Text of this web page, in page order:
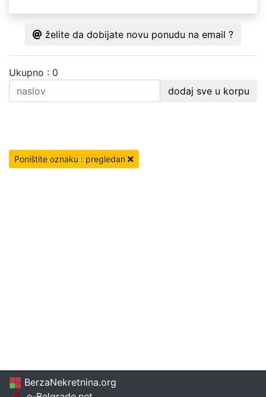
želite da dobijate novu ponudu na email ?
Ukupno : 0
dodaj sve u korpu
Poništite oznaku : pregledan
BerzaNekretnina.org